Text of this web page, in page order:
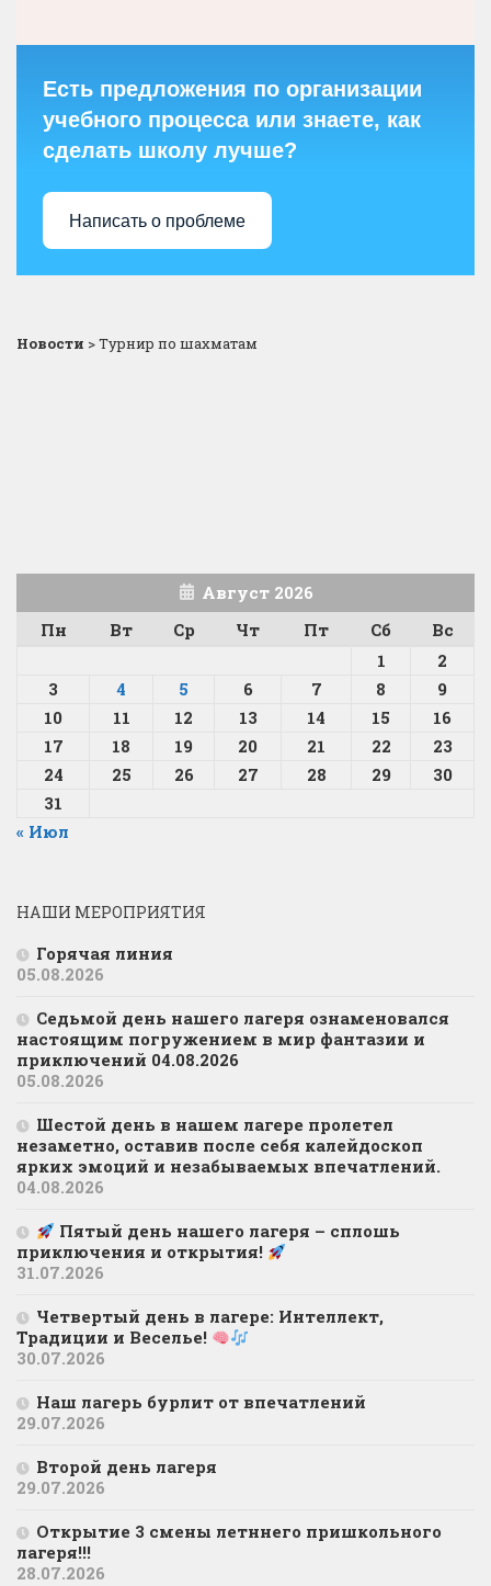
Есть предложения по организации
учебного процесса или знаете, как
сделать школу лучше?
Написать о проблеме
Новости >Турнир по шахматам
Август 2026
Пн
Вт Ср Чт Пт Сб
Вс
1
2
3
4 5 6 7 8
9
10
11 12 13 14 15
16
17
18 19 20 21 22
23
24
25 26 27 28 29
30
31
« Июл
НАШИ МЕРОПРИЯТИЯ
Горячая линия
05.08.2026
Седьмой день нашего лагеря ознаменовался
настоящим погружением в мир фантазии и
приключений 04.08.2026
05.08.2026
Шестой день в нашем лагере пролетел
незаметно, оставив после себя калейдоскоп
ярких эмоций и незабываемых впечатлений.
04.08.2026
Пятый день нашего лагеря – сплошь
приключения и открытия!
31.07.2026
Четвертый день в лагере: Интеллект,
Традиции и Веселье!
30.07.2026
Наш лагерь бурлит от впечатлений
29.07.2026
Второй день лагеря
29.07.2026
Открытие 3 смены летннего пришкольного
лагеря!!!
28.07.2026